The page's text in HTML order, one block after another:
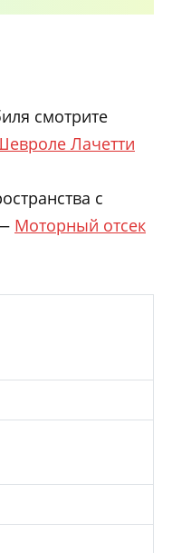
смотрите
Лачетти
с
Моторный отсек